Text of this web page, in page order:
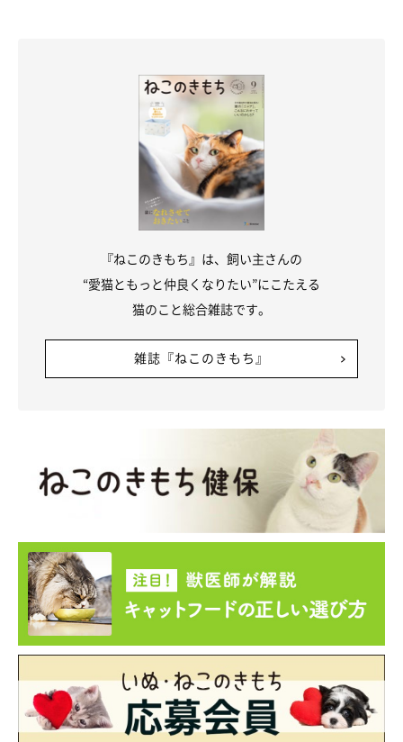
※記事と写真に関連性はありませんので予めご了承ください。
『ねこのきもち』は、飼い主さんの
“愛猫ともっと仲良くなりたい”にこたえる
猫のこと総合雑誌です。
雑誌『ねこのきもち』